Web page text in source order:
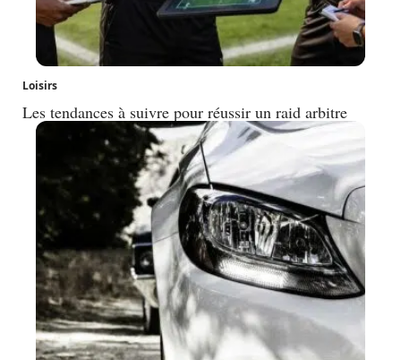
Loisirs
Les tendances à suivre pour réussir un raid arbitre